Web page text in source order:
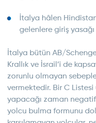
İtalya hâlen
gelenlere giriş
İtalya bütün AB/
Krallık ve İsrail’i de
zorunlu olmayan
vermektedir. Bir C
yapacağı zaman
yolcu bulma formunu